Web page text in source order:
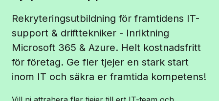
Rekryteringsutbildning för framtidens IT-
support & drifttekniker - Inriktning
Microsoft 365 & Azure. Helt kostnadsfritt
för företag. Ge fler tjejer en stark start
inom IT och säkra er framtida kompetens!